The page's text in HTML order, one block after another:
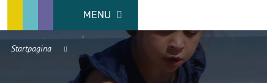
MENU
Startpagina